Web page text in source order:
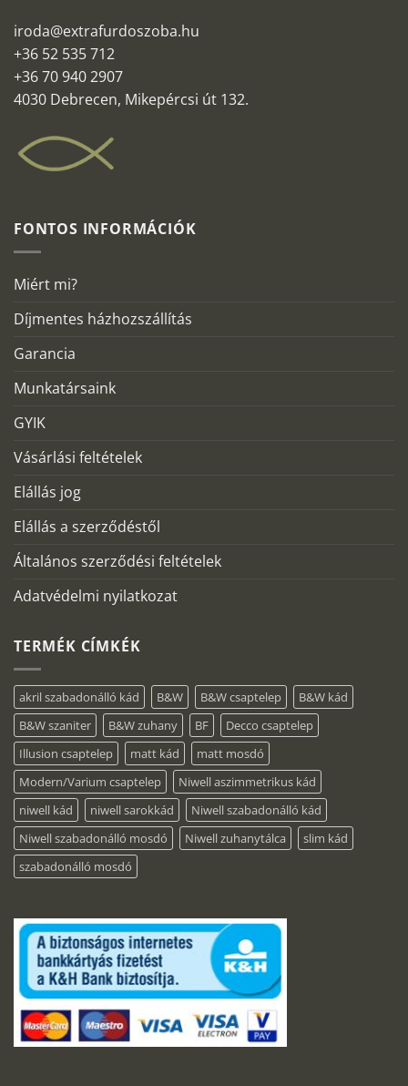
iroda@extrafurdoszoba.hu
+36 52 535 712
+36 70 940 2907
4030 Debrecen, Mikepércsi út 132.
FONTOS INFORMÁCIÓK
Miért mi?
Díjmentes házhozszállítás
Garancia
Munkatársaink
GYIK
Vásárlási feltételek
Elállás jog
Elállás a szerződéstől
Általános szerződési feltételek
Adatvédelmi nyilatkozat
TERMÉK CÍMKÉK
akril szabadonálló kád B&W B&W csaptelep
B&W kád
B&W szaniter
B&W zuhany BF
Decco csaptelep
Illusion csaptelep
matt kád
matt mosdó
Modern/Varium csaptelep
Niwell aszimmetrikus kád
niwell kád
niwell sarokkád
Niwell szabadonálló kád
Niwell szabadonálló mosdó
Niwell zuhanytálca
slim kád
szabadonálló mosdó